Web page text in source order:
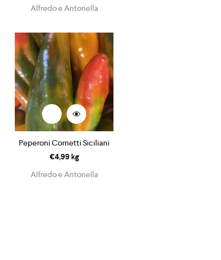
Alfredo e Antonella
Peperoni Cornetti Siciliani
€4,99 kg
Alfredo e Antonella